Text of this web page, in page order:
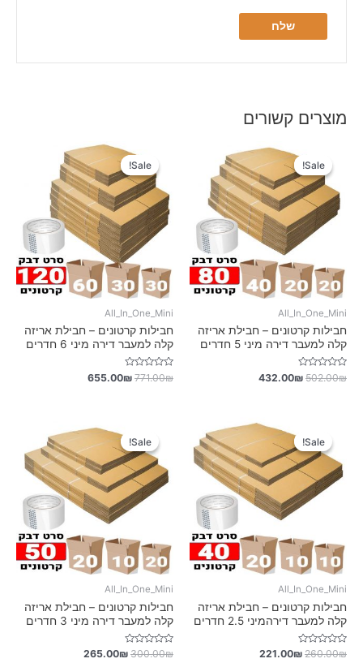
מוצרים קשורים
Sale!
Sale!
All_In_One_Mini
חבילות קרטונים – חבילת אריזה
קלה למעבר דירה מיני 5 חדרים
דורג
0
502.00₪
432.00₪
Sale!
Sale!
All_In_One_Mini
חבילות קרטונים – חבילת אריזה
קלה למעבר דירה מיני 6 חדרים
דורג
0
771.00₪
655.00₪
Sale!
Sale!
All_In_One_Mini
חבילות קרטונים – חבילת אריזה
קלה למעבר דירהמיני 2.5 חדרים
דורג260.00₪
221.00₪
Sale!
Sale!
All_In_One_Mini
חבילות קרטונים – חבילת אריזה
קלה למעבר דירה מיני 3 חדרים
דורג300.00₪
265.00₪